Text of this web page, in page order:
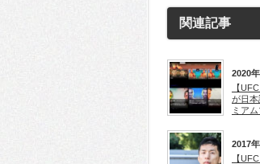
関連記事
2020
【
が日
ミア
2017
【